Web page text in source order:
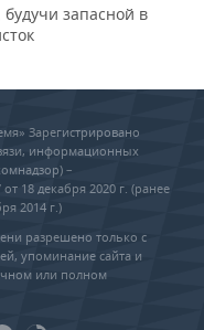
запасной в
Зарегистрировано
информационных
–
18 декабря 2020 г. (ранее
2014 г.)
разрешено только с
упоминание сайта и
или полном